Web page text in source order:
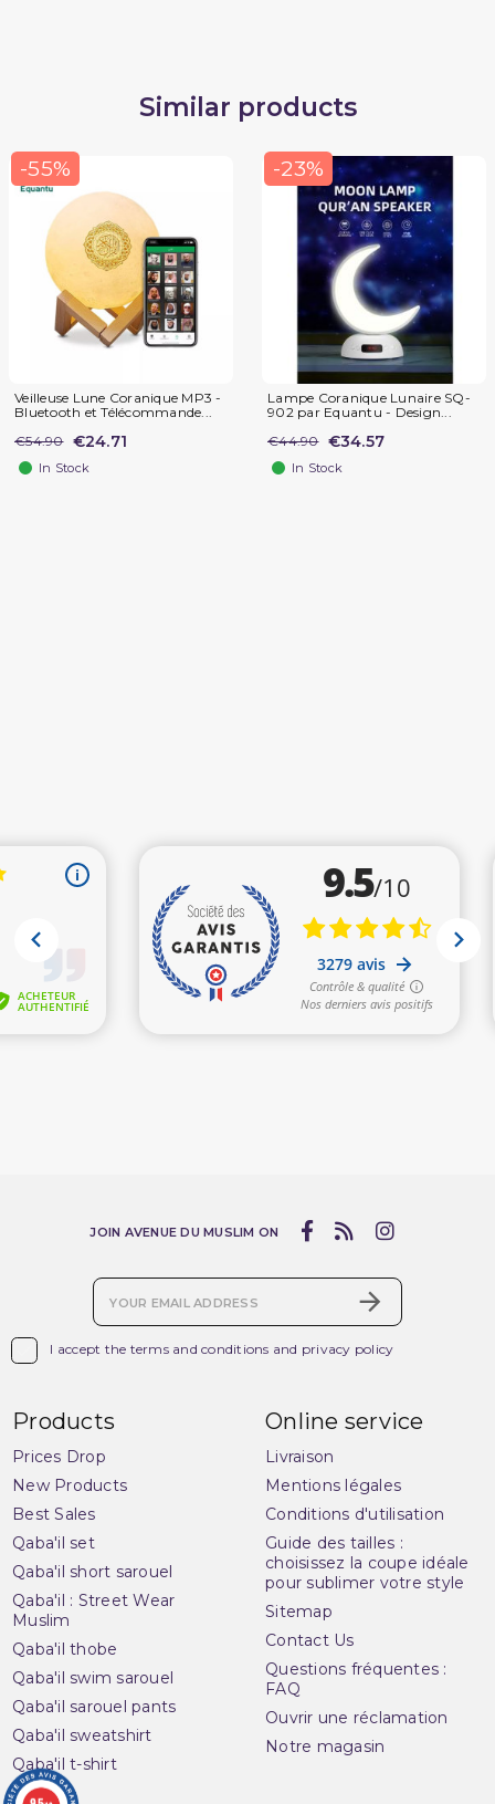
Similar products
-55%
Veilleuse Lune Coranique MP3 -
Bluetooth et Télécommande...
€54.90 €24.71
In Stock
-23%
Lampe Coranique Lunaire SQ-
902 par Equantu - Design...
€44.90 €34.57
In Stock
I accept the terms and conditions and privacy policy
JOIN AVENUE DU MUSLIM ON
Products
Prices Drop
New Products
Best Sales
Qaba'il set
Qaba'il short sarouel
Qaba'il : Street Wear
Muslim
Qaba'il thobe
Qaba'il swim sarouel
Qaba'il sarouel pants
Qaba'il sweatshirt
Qaba'il t-shirt
Online service
Livraison
Mentions légales
Conditions d'utilisation
Guide des tailles :
choisissez la coupe idéale
pour sublimer votre style
Sitemap
Contact Us
Questions fréquentes :
FAQ
Ouvrir une réclamation
Notre magasin